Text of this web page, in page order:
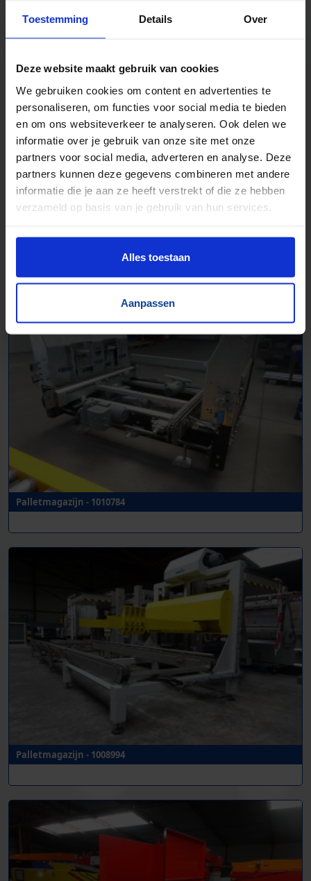
Toestemming Details Over
Deze website maakt gebruik van cookies
We gebruiken cookies om content en advertenties te
personaliseren, om functies voor social media te bieden
en om ons websiteverkeer te analyseren. Ook delen we
informatie over je gebruik van onze site met onze
partners voor social media, adverteren en analyse. Deze
partners kunnen deze gegevens combineren met andere
informatie die je aan ze heeft verstrekt of die ze hebben
verzameld op basis van je gebruik van hun services.
Alles toestaan
Aanpassen
Palletmagazijn - 1010784
Palletmagazijn - 1008994